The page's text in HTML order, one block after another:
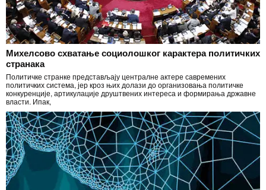
Михелсово схватање социолошког карактера политичких
странака
Политичке странке представљају централне актере савремених
политичких система, јер кроз њих долази до организовања политичке
конкуренције, артикулације друштвених интереса и формирања државне
власти. Ипак,